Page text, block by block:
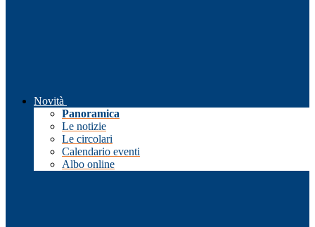
Novità
Panoramica
Le notizie
Le circolari
Calendario eventi
Albo online